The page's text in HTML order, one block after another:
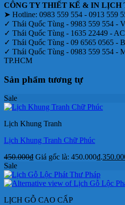
CÔNG TY THIẾT KẾ & IN
➤ Hotline: 0983 559 554 - 0913 559
✓ Thái Quốc Tùng - 9983 559 554 -
✓ Thái Quốc Tùng - 1635 22449 -
✓ Thái Quốc Tùng - 09 6565 0565 -
✓ Thái Quốc Tùng - 0983 559 554 -
TP.HCM
Sản phẩm tương tự
Sale
Lịch Khung Tranh
Lịch Khung Tranh Chữ Phúc
450.000₫ Giá gốc là: 450.000₫.
Sale
LỊCH GỖ CAO CẤP